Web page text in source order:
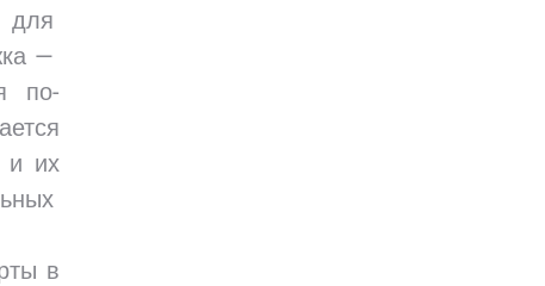
для
—
по-
и их
в